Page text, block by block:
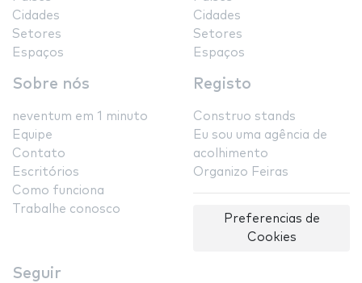
Cidades
Setores
Espaços
Cidades
Setores
Espaços
Sobre nós
neventum em 1 minuto
Equipe
Contato
Escritórios
Como funciona
Trabalhe conosco
Registo
Construo stands
Eu sou uma agência de
acolhimento
Organizo Feiras
Preferencias de
Cookies
Seguir